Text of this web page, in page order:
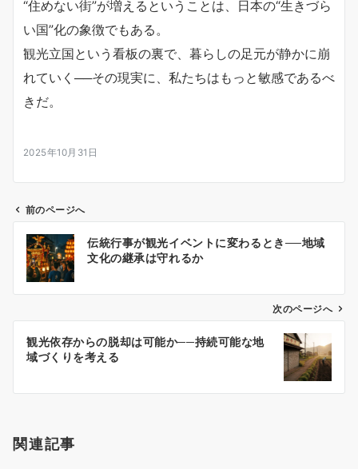
“住めない街”が増えるということは、日本の“生きづら
い国”化の象徴でもある。
観光立国という看板の裏で、暮らしの足元が静かに崩
れていく──その現実に、私たちはもっと敏感であるべ
きだ。
2025年10月31日
ビ
ン
前のページへ
伝統行事が観光イベントに変わるとき──地域
文化の継承は守れるか
次のページへ
観光依存からの脱却は可能か──持続可能な地
域づくりを考える
関連記事